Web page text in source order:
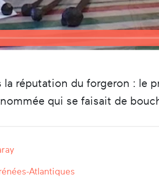
réputation du forgeron : le
qui se faisait de
Atlantiques